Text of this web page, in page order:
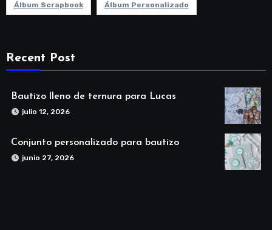
Álbum Scrapbook Álbum Personalizado
Recent Post
Bautizo lleno de ternura para Lucas
julio 12, 2026
Conjunto personalizado para bautizo
junio 27, 2026